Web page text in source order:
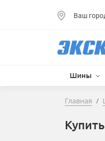
Ваш
Шины
Главная